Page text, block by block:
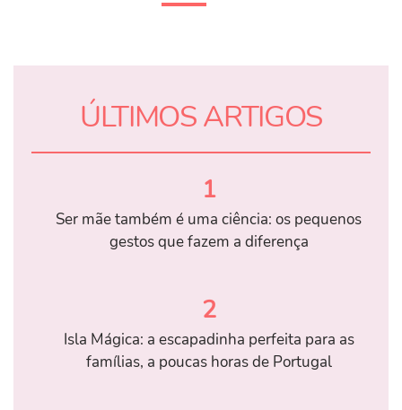
ÚLTIMOS ARTIGOS
1
Ser mãe também é uma ciência: os pequenos
gestos que fazem a diferença
2
Isla Mágica: a escapadinha perfeita para as
famílias, a poucas horas de Portugal